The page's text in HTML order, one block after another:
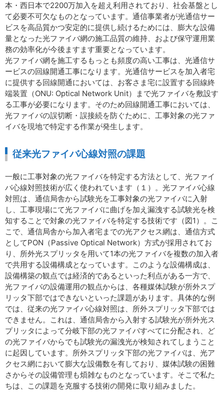
本・西日本で2200万加入を超え利用されており、社会基盤とし
て必要不可欠なものとなっています。通信事業者が光通信サー
ビスを高品質かつ安定的に提供し続けるためには、膨大な設備
量となった光ファイバ網の施工品質の維持、および保守運用業
務の効率化が今後ますます重要となっています。
光ファイバ網を施工するもっとも頻度の高い工事は、光通信サ
ービスの回線開通工事になります。光通信サービスを加入者宅
に提供する回線開通においては、お客さま宅に設置する回線終
端装置（ONU: Optical Network Unit）まで光ファイバを敷設す
る工事が必要になります。そのため回線開通工事においては、
光ファイバの誤切断・誤接続を防ぐために、工事対象の光ファ
イバを現地で特定する作業が発生します。
従来光ファイバ心線対照の課題
一般に工事対象の光ファイバを特定する方法として、光ファイ
バ心線対照技術が広く使われています（１）。光ファイバ心線
対照は、通信局舎から試験光を工事対象の光ファイバに入射
し、工事現場にて光ファイバに曲げを加え漏洩する試験光を検
知することで対象の光ファイバを特定する技術です（図1）。こ
こで、通信局舎から加入者宅までの光アクセス網は、通信方式
としてPON（Passive Optical Network）方式が採用されてお
り、所外光スプリッタを用いて1本の光ファイバを複数の加入者
で共用する設備構成となっています。このような設備構成は、
設備構築の観点では経済的であるといった利点がある一方で、
光ファイバの設備運用の観点からは、各種媒体試験が所外スプ
リッタ下部ではできないといった課題があります。具体的な例
では、従来の光ファイバ心線対照は、所外スプリッタ下部では
できません。これは、通信局舎から入射する試験光が所外光ス
プリッタによって分岐下部の光ファイバすべてに分配され、ど
の光ファイバからでも試験光の漏洩光が検知されてしまうこと
に起因しています。所外スプリッタ下部の光ファイバは、光ア
クセス網において膨大な設備数を有しており、媒体試験の困難
さからその設備管理も煩雑なものとなっています。そこで私た
ちは、この課題を克服する技術の開発に取り組みました。